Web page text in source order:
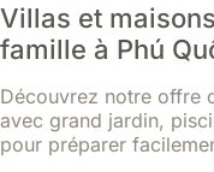
Villas et
famille à Phú
Découvrez notre offre
avec grand jardin,
pour préparer